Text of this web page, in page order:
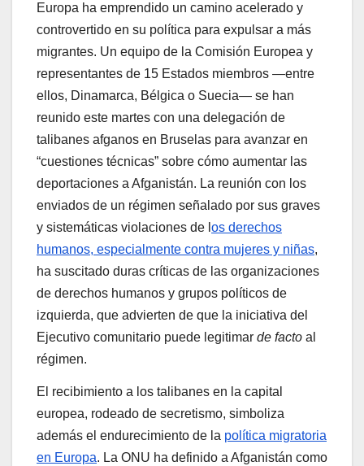
Europa ha emprendido un camino acelerado y
controvertido en su política para expulsar a más
migrantes. Un equipo de la Comisión Europea y
representantes de 15 Estados miembros —entre
ellos, Dinamarca, Bélgica o Suecia— se han
reunido este martes con una delegación de
talibanes afganos en Bruselas para avanzar en
“cuestiones técnicas” sobre cómo aumentar las
deportaciones a Afganistán. La reunión con los
enviados de un régimen señalado por sus graves
y sistemáticas violaciones de l os derechos
humanos, especialmente contra mujeres y niñas,
ha suscitado duras críticas de las organizaciones
de derechos humanos y grupos políticos de
izquierda, que advierten de que la iniciativa del
Ejecutivo comunitario puede legitimar de facto al
régimen.
El recibimiento a los talibanes en la capital
europea, rodeado de secretismo, simboliza
además el endurecimiento de la política migratoria
en Europa. La ONU ha definido a Afganistán como